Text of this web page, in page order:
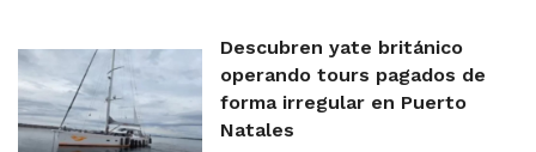
Descubren yate británico
operando tours pagados de
forma irregular en Puerto
Natales